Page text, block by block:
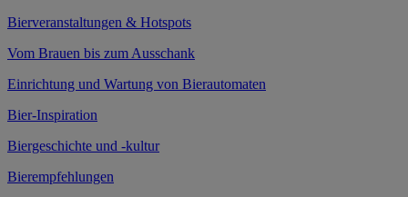
Bierveranstaltungen & Hotspots
Vom Brauen bis zum Ausschank
Einrichtung und Wartung von Bierautomaten
Bier-Inspiration
Biergeschichte und -kultur
Bierempfehlungen